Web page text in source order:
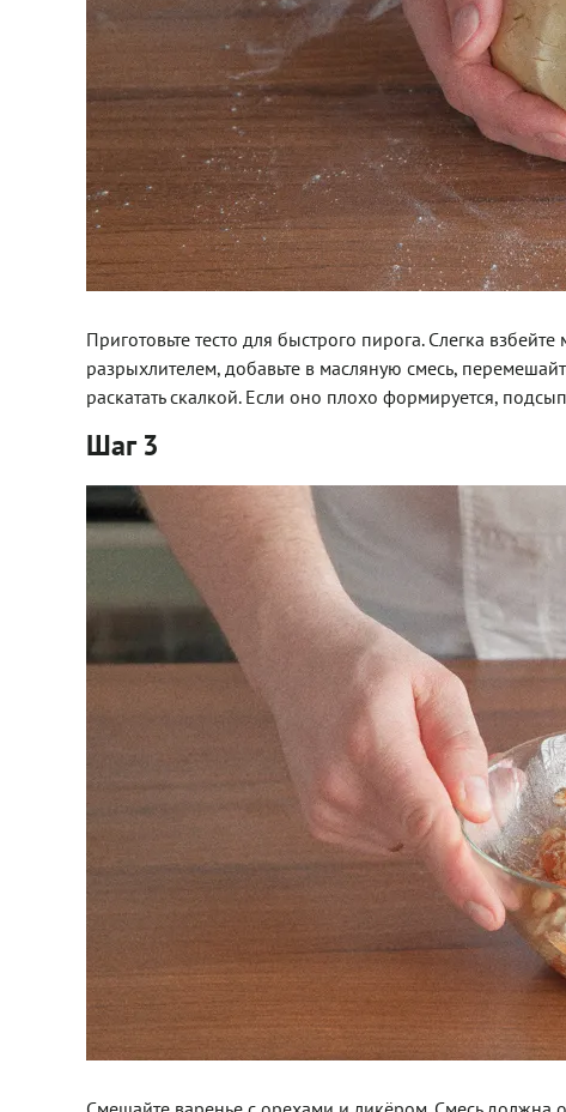
Приготовьте тесто для быстрого пирога. Слегка
разрыхлителем, добавьте в масляную смесь,
раскатать скалкой. Если оно плохо формируется,
Шаг 3